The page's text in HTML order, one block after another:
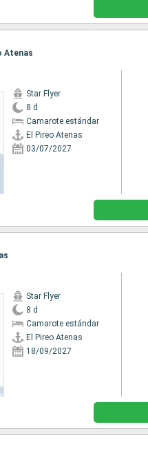
Atenas
Star Flyer
8 d
Camarote estándar
El Pireo Atenas
03/07/2027
Star Flyer
8 d
Camarote estándar
El Pireo Atenas
18/09/2027